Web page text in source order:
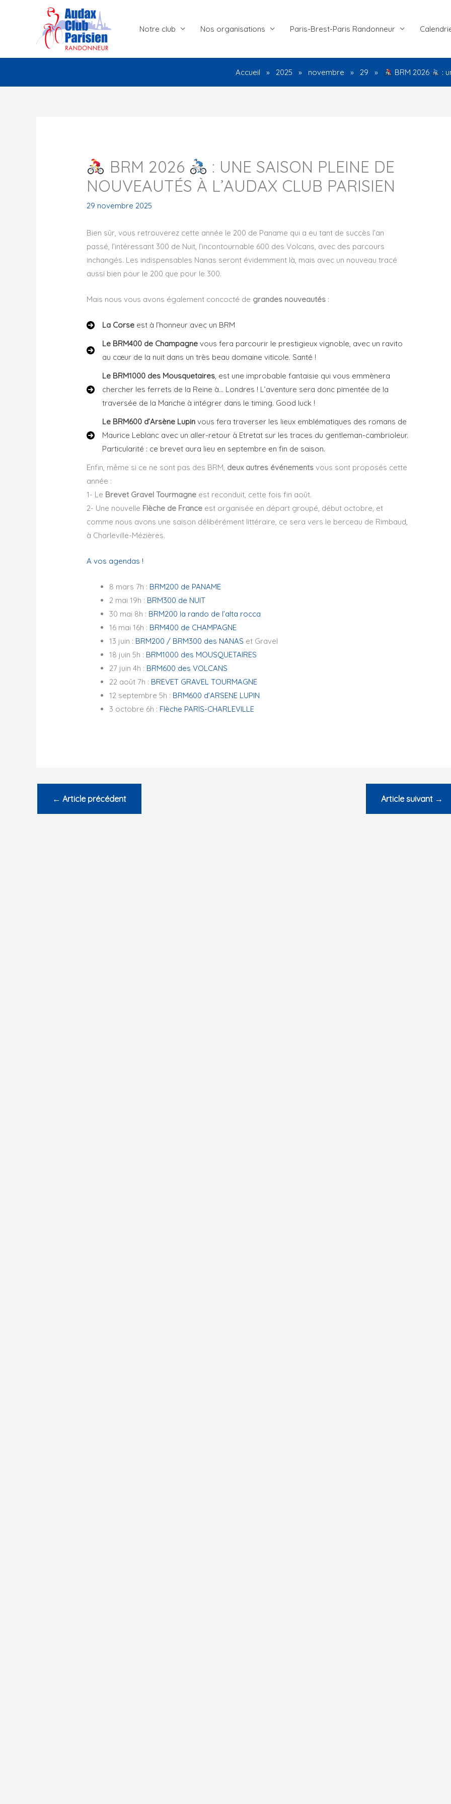
Notre club Nos organisations Paris-Brest-Paris Randonneur
Accueil 2025 novembre 29 BRM 2026 :
BRM 2026
: UNE SAISON PLEINE DE
NOUVEAUTÉS À L’AUDAX CLUB PARISIEN
29 novembre 2025
Bien sûr, vous retrouverez cette année le 200 de Paname qui a eu tant de succès l’an
passé, l’intéressant 300 de Nuit, l’incontournable 600 des Volcans, avec des parcours
inchangés. Les indispensables Nanas seront évidemment là, mais avec un nouveau tracé
aussi bien pour le 200 que pour le 300.
Mais nous vous avons également concocté de grandes nouveautés :
La Corse est à l’honneur avec un BRM
Le BRM400 de Champagne vous fera parcourir le prestigieux vignoble, avec un ravito
au cœur de la nuit dans un très beau domaine viticole. Santé !
Le BRM1000 des Mousquetaires, est une improbable fantaisie qui vous emmènera
chercher les ferrets de la Reine à… Londres ! L’aventure sera donc pimentée de la
traversée de la Manche à intégrer dans le timing. Good luck !
Le BRM600 d’Arsène Lupin vous fera traverser les lieux emblématiques des romans de
Maurice Leblanc avec un aller-retour à Etretat sur les traces du gentleman-cambrioleur.
Particularité : ce brevet aura lieu en septembre en fin de saison.
Enfin, même si ce ne sont pas des BRM, deux autres événements vous sont proposés cette
année :
1- Le Brevet Gravel Tourmagne est reconduit, cette fois fin août.
2- Une nouvelle Flèche de France est organisée en départ groupé, début octobre, et
comme nous avons une saison délibérément littéraire, ce sera vers le berceau de Rimbaud,
à Charleville-Mézières.
A vos agendas !
8 mars 7h : BRM200 de PANAME
2 mai 19h : BRM300 de NUIT
30 mai 8h : BRM200 la rando de l’alta rocca
16 mai 16h : BRM400 de CHAMPAGNE
13 juin : BRM200 / BRM300 des NANAS et Gravel
18 juin 5h : BRM1000 des MOUSQUETAIRES
27 juin 4h : BRM600 des VOLCANS
22 août 7h : BREVET GRAVEL TOURMAGNE
12 septembre 5h : BRM600 d’ARSENE LUPIN
3 octobre 6h : Flèche PARIS-CHARLEVILLE
← Article précédent Article suivant →